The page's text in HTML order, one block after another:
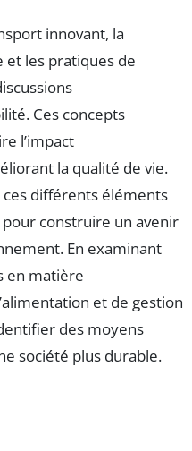
innovant, la
et les pratiques de
Ces concepts
l’impact
la qualité de vie.
différents éléments
construire un avenir
En examinant
en matière
et de gestion
des moyens
société plus durable.